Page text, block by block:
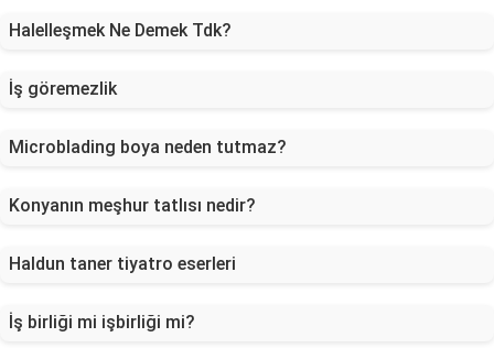
Halelleşmek Ne Demek Tdk?
İş göremezlik
Microblading boya neden tutmaz?
Konyanın meşhur tatlısı nedir?
Haldun taner tiyatro eserleri
İş birliği mi işbirliği mi?